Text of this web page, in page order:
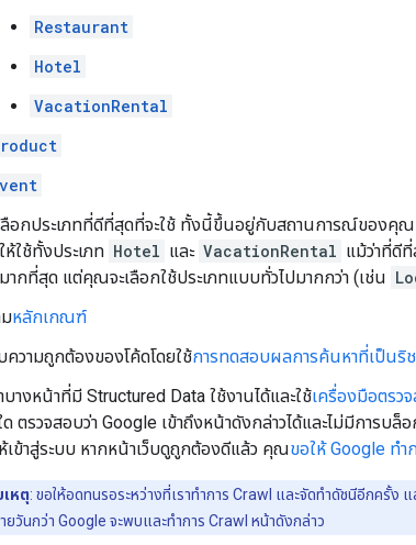
Restaurant
Hotel
VacationRental
อกประเภทที่ดีที่สุดที่จะใช้ ทั้งนี้ขึ้นอยู่กับสถานการณ์ของคุณ
ห้ใช้ทั้งประเภท Hotel และ VacationRental แม้ว่าที่ดี
กที่สุด แต่คุณจะเลือกใช้ประเภทแบบทั่วไปมากกว่า (เช่น
หลักเกณฑ์
ความถูกต้องของโค้ดโดยใช้การทดสอบผลการค้นหาที่เป็นริ
บางหน้าที่มี Structured Data ใช้งานได้และใช้เครื่องมือตรว
ตรวจสอบว่า Google เข้าถึงหน้าดังกล่าวได้และไม่มีการบ
เข้าสู่ระบบ หากหน้าเว็บดูถูกต้องดีแล้ว คุณขอให้ Google ทำ
เหตุ: ขอให้อดทนรอระหว่างที่เราทำการ Crawl และจัดทำดัชนีอีกครั้
ายวันกว่า Google จะพบและทำการ Crawl หน้าดังกล่าว